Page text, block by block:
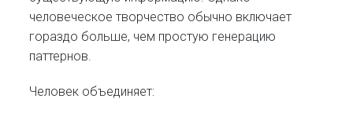
человеческое творчество обычно включает
гораздо больше, чем простую генерацию
паттернов.
Человек объединяет: